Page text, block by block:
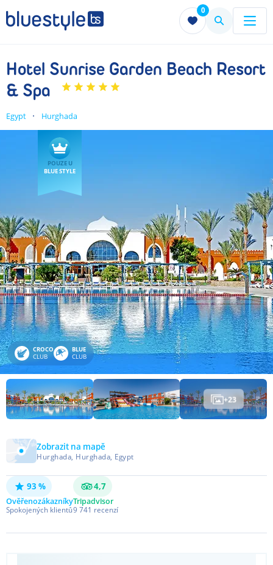
0
Menu Menu
Hotel Sunrise Garden Beach Resort
& Spa
Egypt Hurghada
POUZE U
BLUE STYLE
CROCO
CLUB
BLUE
CLUB
+23
Zobrazit na mapě
Hurghada, Hurghada, Egypt
93 %
Ověřenozákazníky
Spokojených klientů
4,7
Tripadvisor
9 741 recenzí